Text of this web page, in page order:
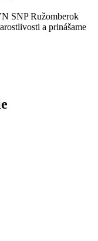
SNP Ružomberok
a prinášame